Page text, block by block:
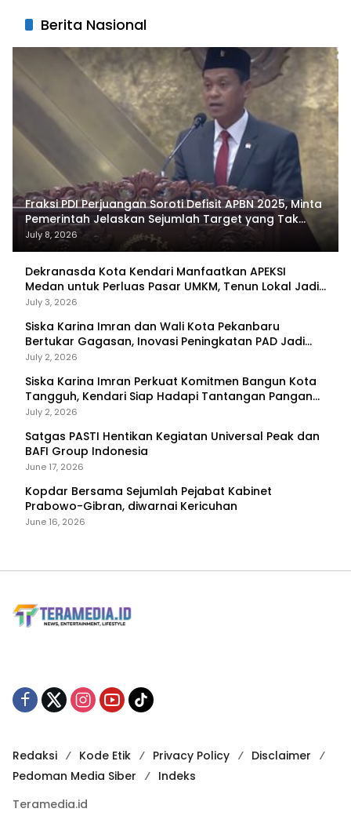
Berita Nasional
Fraksi PDI Perjuangan Soroti Defisit APBN 2025, Minta
Pemerintah Jelaskan Sejumlah Target yang Tak
Tercapai
July 8, 2026
Dekranasda Kota Kendari Manfaatkan APEKSI
Medan untuk Perluas Pasar UMKM, Tenun Lokal Jadi
Primadona
July 3, 2026
Siska Karina Imran dan Wali Kota Pekanbaru
Bertukar Gagasan, Inovasi Peningkatan PAD Jadi
Fokus Diskusi
July 2, 2026
Siska Karina Imran Perkuat Komitmen Bangun Kota
Tangguh, Kendari Siap Hadapi Tantangan Pangan
dan Bencana
July 2, 2026
Satgas PASTI Hentikan Kegiatan Universal Peak dan
BAFI Group Indonesia
June 17, 2026
Kopdar Bersama Sejumlah Pejabat Kabinet
Prabowo-Gibran, diwarnai Kericuhan
June 16, 2026
Redaksi Kode Etik Privacy Policy
Disclaimer
Pedoman Media Siber
Indeks
Teramedia.id